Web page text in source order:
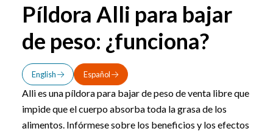
Píldora Alli para bajar
de peso: ¿funciona?
English Español
Alli es una píldora para bajar de peso de venta libre que
impide que el cuerpo absorba toda la grasa de los
alimentos. Infórmese sobre los beneficios y los efectos